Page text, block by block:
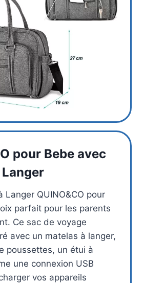
pour Bebe avec
Langer QUINO&CO pour
parfait pour les parents
Ce sac de voyage
avec un matelas à langer,
poussettes, un étui à
une connexion USB
vos appareils